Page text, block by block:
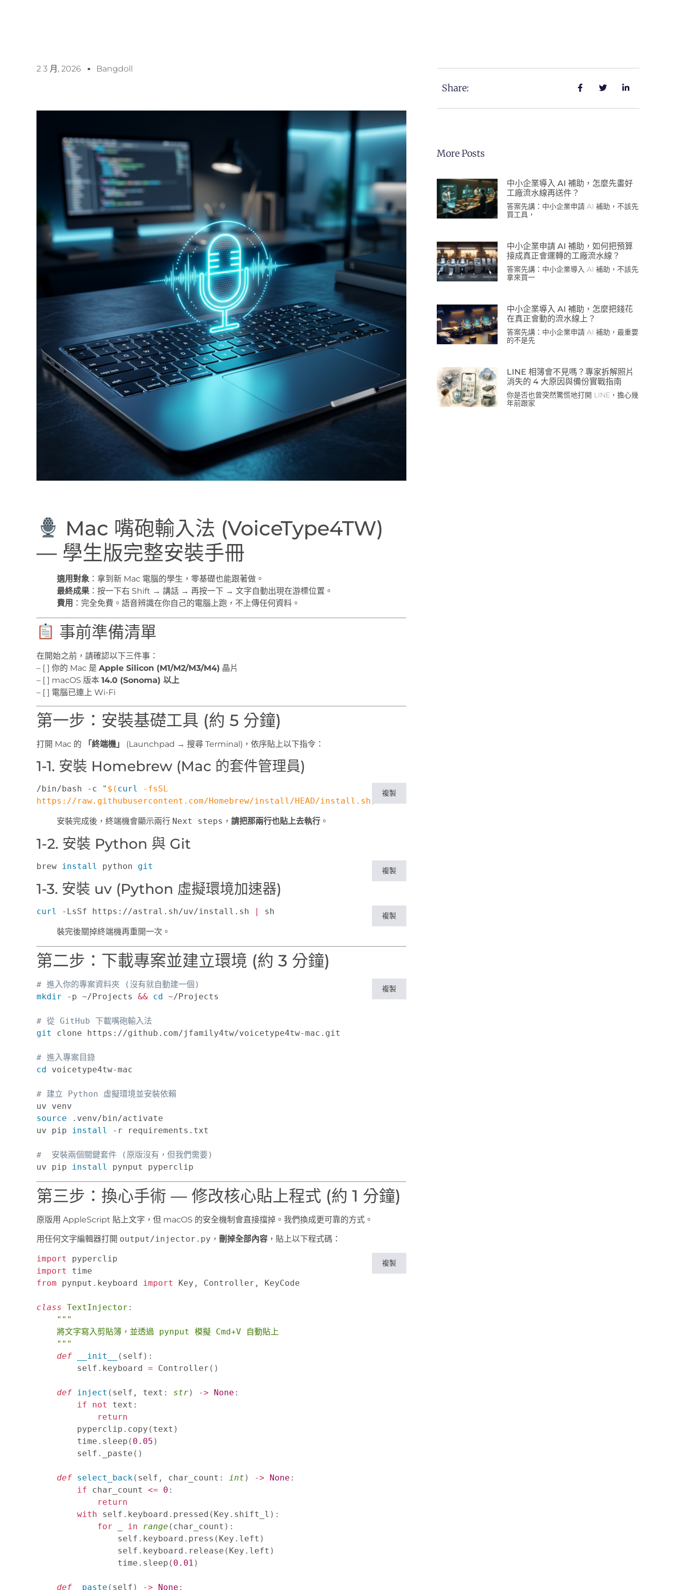
2 3 月, 2026 Bangdoll
Mac 嘴砲輸入法 (VoiceType4TW)
— 學生版完整安裝手冊
適用對象 ：拿到新 Mac 電腦的學生，零基礎也能跟著做。
最終成果 ：按一下右 Shift → 講話 → 再按一下 → 文字自動出現在游標位置。
費用 ：完全免費。語音辨識在你自己的電腦上跑，不上傳任何資料。
事前準備清單
在開始之前，請確認以下三件事：
– [ ] 你的 Mac 是 Apple Silicon (M1/M2/M3/M4) 晶片
– [ ] macOS 版本 14.0 (Sonoma) 以上
– [ ] 電腦已連上 Wi-Fi
第一步：安裝基礎工具 (約 5 分鐘)
打開 Mac 的 「終端機」 (Launchpad → 搜尋 Terminal)，依序貼上以下指令：
1-1. 安裝 Homebrew (Mac 的套件管理員)
/bin/bash -c " $( curl
-fsSL
https://raw.githubusercontent.com/Homebrew/install/HEAD/install.sh
複製
安裝完成後，終端機會顯示兩行 Next steps ， 請把那兩行也貼上去執行 。
1-2. 安裝 Python 與 Git
brew install python git 複製
1-3. 安裝 uv (Python 虛擬環境加速器)
curl -LsSf https://astral.sh/uv/install.sh | 複製
裝完後關掉終端機再重開一次。
第二步：下載專案並建立環境 (約 3 分鐘)
# 進入你的專案資料夾 (沒有就自動建一個)
mkdir -p ~/Projects && cd ~/Projects
# 從 GitHub 下載嘴砲輸入法
git
clone https://github.com/jfamily4tw/voicetype4tw-mac.git
# 進入專案目錄
cd voicetype4tw-mac
# 建立 Python 虛擬環境並安裝依賴
source .venv/bin/activate
uv pip
install -r requirements.txt
#  安裝兩個關鍵套件 (原版沒有，但我們需要)
uv pip
install
複製
第三步：換心手術 — 修改核心貼上程式 (約 1 分鐘)
原版用 AppleScript 貼上文字，但 macOS 的安全機制會直接擋掉。我們換成更可靠的方式。
用任何文字編輯器打開 output/injector.py ， 刪掉全部內容 ，貼上以下程式碼：
import
import
from pynput . keyboard import Key , Controller , KeyCode
class TextInjector :
"""
    """
def
__init__ ( self ) :
        self
. keyboard = Controller ( )
def inject ( self , text : str) -> None :
if
not text :
return
        pyperclip
. copy ( text )
        time
. sleep ( 0.05 )
        self
. _paste ( )
def select_back ( self , char_count : int ) -> None :
if char_count <= 0 :
return
with self . keyboard . pressed ( Key . shift_l ) :
for
in range ( char_count ) :
                self
. keyboard . press ( Key . left )
                self
. keyboard . release ( Key . left )
                time
. sleep ( 0.01 )
def _paste ( self ) -> None :
複製
Share:
More Posts
中小企業導入 AI 補助，怎麼先畫好
工廠流水線再送件？
答案先講：中小企業申請 AI 補助，不該先
買工具，
中小企業申請 AI 補助，如何把預算
接成真正會運轉的工廠流水線？
答案先講：中小企業導入 AI 補助，不該先
拿來買一
中小企業導入 AI 補助，怎麼把錢花
在真正會動的流水線上？
答案先講：中小企業申請 AI 補助，最重要
的不是先
LINE 相簿會不見嗎？專家拆解照片
消失的 4 大原因與備份實戰指南
你是否也曾突然驚慌地打開 LINE，擔心幾
年前跟家